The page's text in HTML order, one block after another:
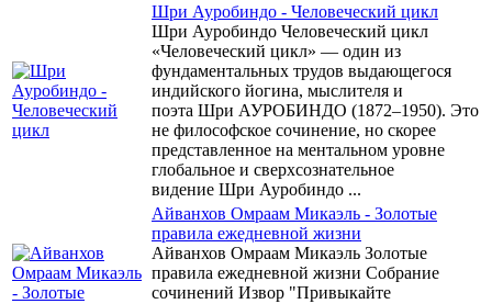
Шри Ауробиндо - Человеческий цикл
Шри Ауробиндо Человеческий цикл
«Человеческий цикл» — один из
фундаментальных трудов выдающегося
индийского йогина, мыслителя и
поэта Шри АУРОБИНДО (1872–1950). Это
не философское сочинение, но скорее
представленное на ментальном уровне
глобальное и сверхсознательное
видение Шри Ауробиндо ...
Айванхов Омраам Микаэль - Золотые
правила ежедневной жизни
Айванхов Омраам Микаэль Золотые
правила ежедневной жизни Собрание
сочинений Извор "Привыкайте